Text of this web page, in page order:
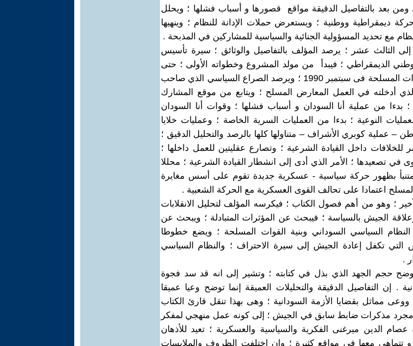
ومن بعد بالتفاصيل الدقيقة مواقع قصورها و أسباب فشلها ؛ ويحلل
حركة ديمقراطية ووطنية ؛ ويستعرض حملات الإدانة للنظام ؛ وينهيها
مع تحديد المسؤولية الجنائية والسياسية للمشاركين في المذبحة .
الثالث عشر ؛ يرصد المؤلف بالتفاصيل والوثائق ؛ سيرة تأسيس
الديمقراطي ؛ فيبدأ من مولد المشروع وخطواته الأولى ؛ حتى
إعلان القيادة الشرعية للقوات المسلحة فى سبتمبر 1990 ؛ ويرصد الصراع السياسي الذي صاحب
الذي أدخلته في العمل المعارض المسلح ؛ ويتابع من موقع المشارك
؛ بدءا من عملية أنا السودان و أسباب فشلها ؛ وقوات أنا السودان
النوعية ؛ بدءا من العمليات السرية الخاصة ؛ وعمليات خلايا
– عملية كوبري الأشراف – متناولها كلها بالرصد والتحليل الدقيق ؛
داخل القيادة الشرعية ؛ وتصارع عقليتين للعمل داخلها ؛
في تصعيدها ؛ الأمر الذي أدى إلى انشطار القيادة الشرعية ؛ محللا
بظهور حركة سياسية - عسكرية جديدة تقوم على أسس مغايرة
اعتمادا على تحالف القوى العسكرية مع الحركة الشعبية .
؛ وهو من أهم فصول الكتاب ؛ فيكرسه المؤلف لتحليل الانقلابات
الجيش بالسياسة ؛ فيبحث عن المؤثرات المتبادلة ؛ ويبحث عن
السياسي السوداني وبنية القوات المسلحة ؛ ويضع خطوطا
التي تكفل إعادة الجيش إلى سيرة الاحتراف ؛ والنظام السياسي
.
حجم الجهد الذي بذل في كتابته ؛ وتشير إلى انه قد سد فجوة
. إن التفاصيل الدقيقة والتحليلات العميقة إنما توضح وعيا عميقا
مماثل بقضايا الأزمة السودانية ؛ وهى بهذا تنقل قارئ الكتاب
مجرد مذكرات ضابط سابق في الجيش ؛ إلى كونه عمل منهجي لمفكر
الدين ميرغنى الفكرية والسياسية والعسكرية ؛ تعيد للأذهان
تتماهى معها في مواقع كثيرة ؛ وان اختلفت الظروف والملابسات